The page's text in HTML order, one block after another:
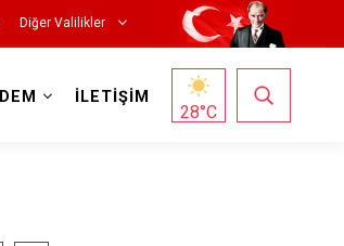
Diğer Valilikler
İLETİŞİM
28°C